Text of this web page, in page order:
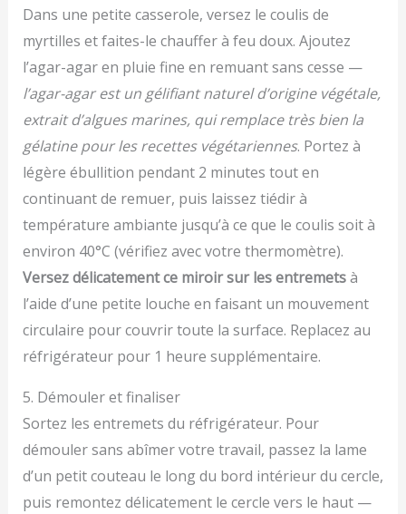
Dans une petite casserole, versez le coulis de
myrtilles et faites-le chauffer à feu doux. Ajoutez
l’agar-agar en pluie fine en remuant sans cesse —
l’agar-agar est un gélifiant naturel d’origine végétale,
extrait d’algues marines, qui remplace très bien la
gélatine pour les recettes végétariennes. Portez à
légère ébullition pendant 2 minutes tout en
continuant de remuer, puis laissez tiédir à
température ambiante jusqu’à ce que le coulis soit à
environ 40°C (vérifiez avec votre thermomètre).
Versez délicatement ce miroir sur les entremetsà
l’aide d’une petite louche en faisant un mouvement
circulaire pour couvrir toute la surface. Replacez au
réfrigérateur pour 1 heure supplémentaire.
5. Démouler et finaliser
Sortez les entremets du réfrigérateur. Pour
démouler sans abîmer votre travail, passez la lame
d’un petit couteau le long du bord intérieur du cercle,
puis remontez délicatement le cercle vers le haut —